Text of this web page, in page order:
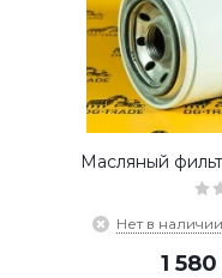
Масляный
Нет в наличии
1 580